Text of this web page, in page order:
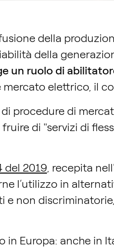
della
della
un ruolo di
elettrico, il
procedure di
fruire di "servizi di
del 2019, recepita
l’utilizzo in
non
Europa: anche in